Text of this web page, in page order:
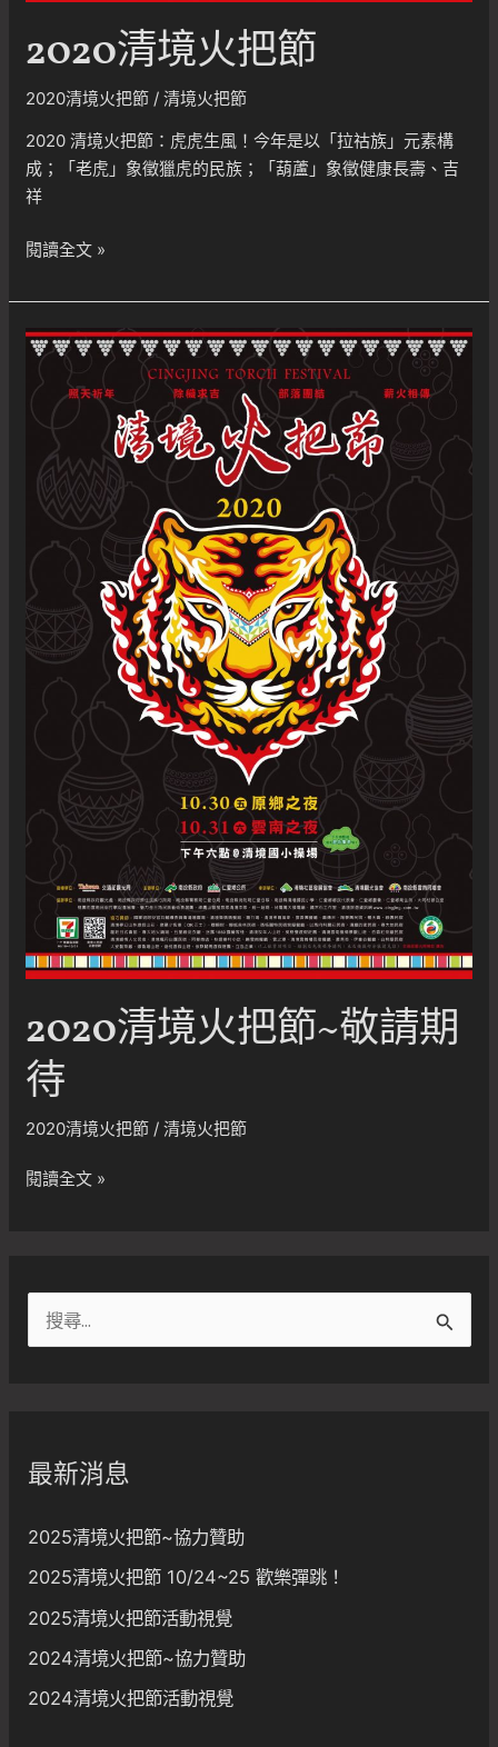
2020清境火把節
2020清境火把節 /清境火把節
2020 清境火把節：虎虎生風！今年是以「拉祜族」元素構
成；「老虎」象徵獵虎的民族；「葫蘆」象徵健康長壽、吉
祥
2020
境
火
把
節
閱讀全文 »
2020清境火把節~敬請期
待
2020清境火把節 /清境火把節
2020
把
~
閱讀全文 »
尋
:最新消息
2025清境火把節~協力贊助
2025清境火把節 10/24~25 歡樂彈跳！
2025清境火把節活動視覺
2024清境火把節~協力贊助
2024清境火把節活動視覺